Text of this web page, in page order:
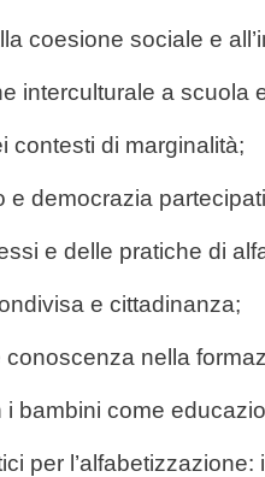
coesione sociale e
interculturale a scuola
contesti di marginalità;
e democrazia
e delle pratiche di
e cittadinanza;
conoscenza nella
i bambini come
per